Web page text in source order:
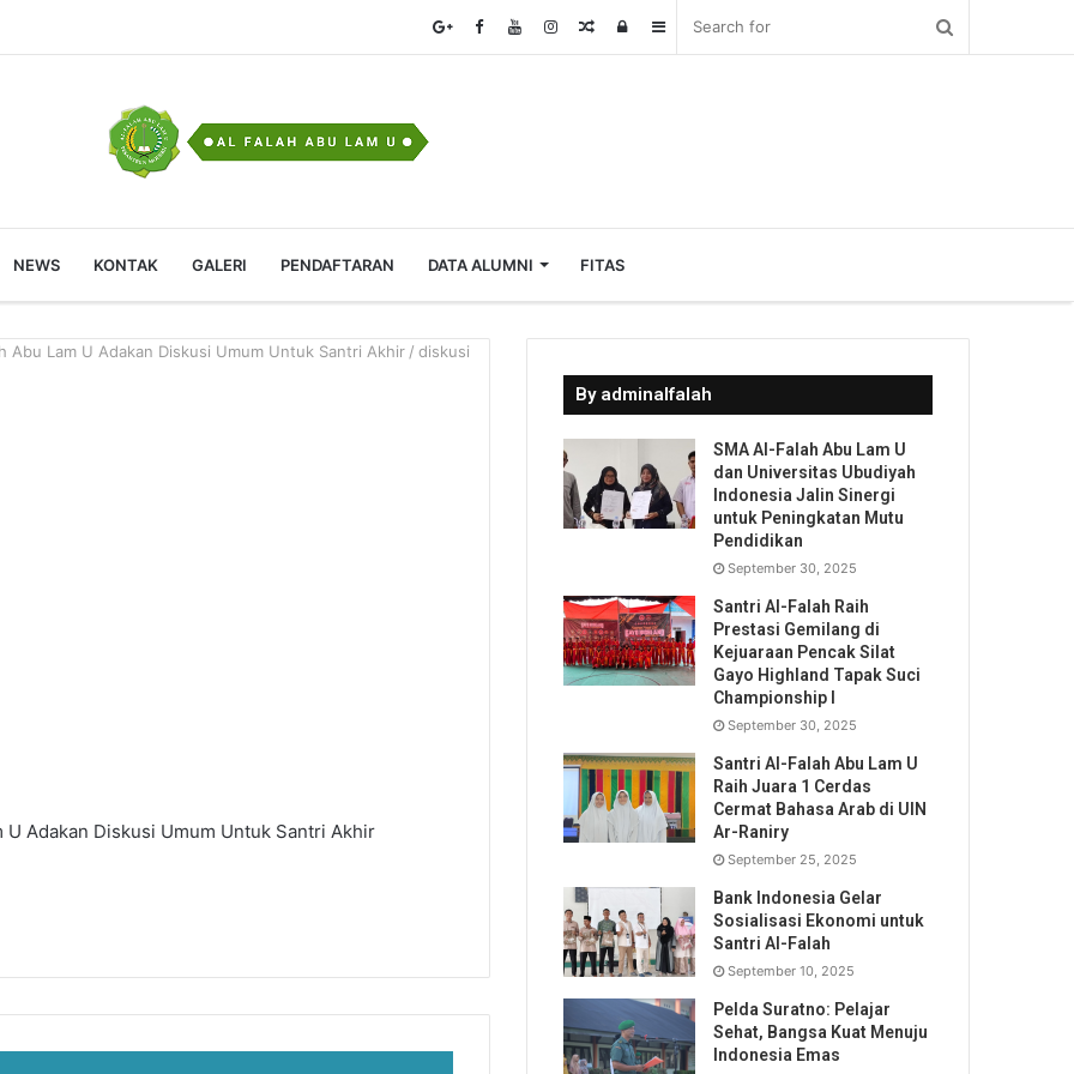
Sidebar
Log
Random
NEWS KONTAK GALERI PENDAFTARAN DATA ALUMNI FITAS
Abu Lam U Adakan Diskusi Umum Untuk Santri Akhir / diskusi
Adakan Diskusi Umum Untuk Santri Akhir
By adminalfalah
SMA Al-Falah Abu Lam U
dan Universitas Ubudiyah
Indonesia Jalin Sinergi
untuk Peningkatan Mutu
Pendidikan
September 30, 2025
Santri Al-Falah Raih
Prestasi Gemilang di
Kejuaraan Pencak Silat
Gayo Highland Tapak Suci
Championship I
September 30, 2025
Santri Al-Falah Abu Lam U
Raih Juara 1 Cerdas
Cermat Bahasa Arab di UIN
Ar-Raniry
September 25, 2025
Bank Indonesia Gelar
Sosialisasi Ekonomi untuk
Santri Al-Falah
September 10, 2025
Pelda Suratno: Pelajar
Sehat, Bangsa Kuat Menuju
Indonesia Emas